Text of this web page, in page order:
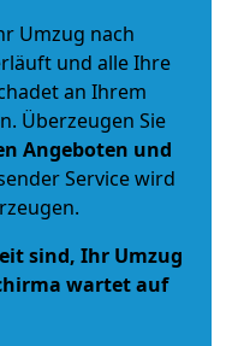
Umzug nach
und alle Ihre
an Ihrem
Überzeugen Sie
Angeboten und
Service wird
sind, Ihr Umzug
wartet auf